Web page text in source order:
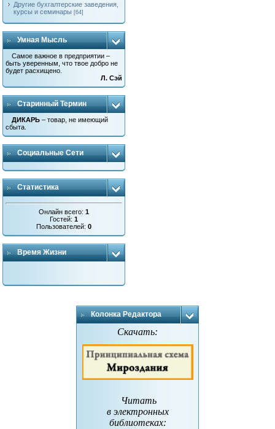
Другие бухгалтерские заведения,
курсы и семинары [64]
Умная Мысль
Самое важное в предприятии –
быть уверенным, что твое добро не
будет расхищено.
Л. Сэй
Старинный Термин
ДИКАРЬ – товар, не имеющий
сбыта.
Социальные Сети
Статистика
Онлайн всего:1
Гостей:1
Пользователей:0
Время Жизни
Колонка Редактора
Скачать:
Читать
в электронных
библиотеках: